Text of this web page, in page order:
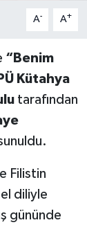
A- A+
“Benim
Kütahya
tarafından
Filistin
diliyle
gününde